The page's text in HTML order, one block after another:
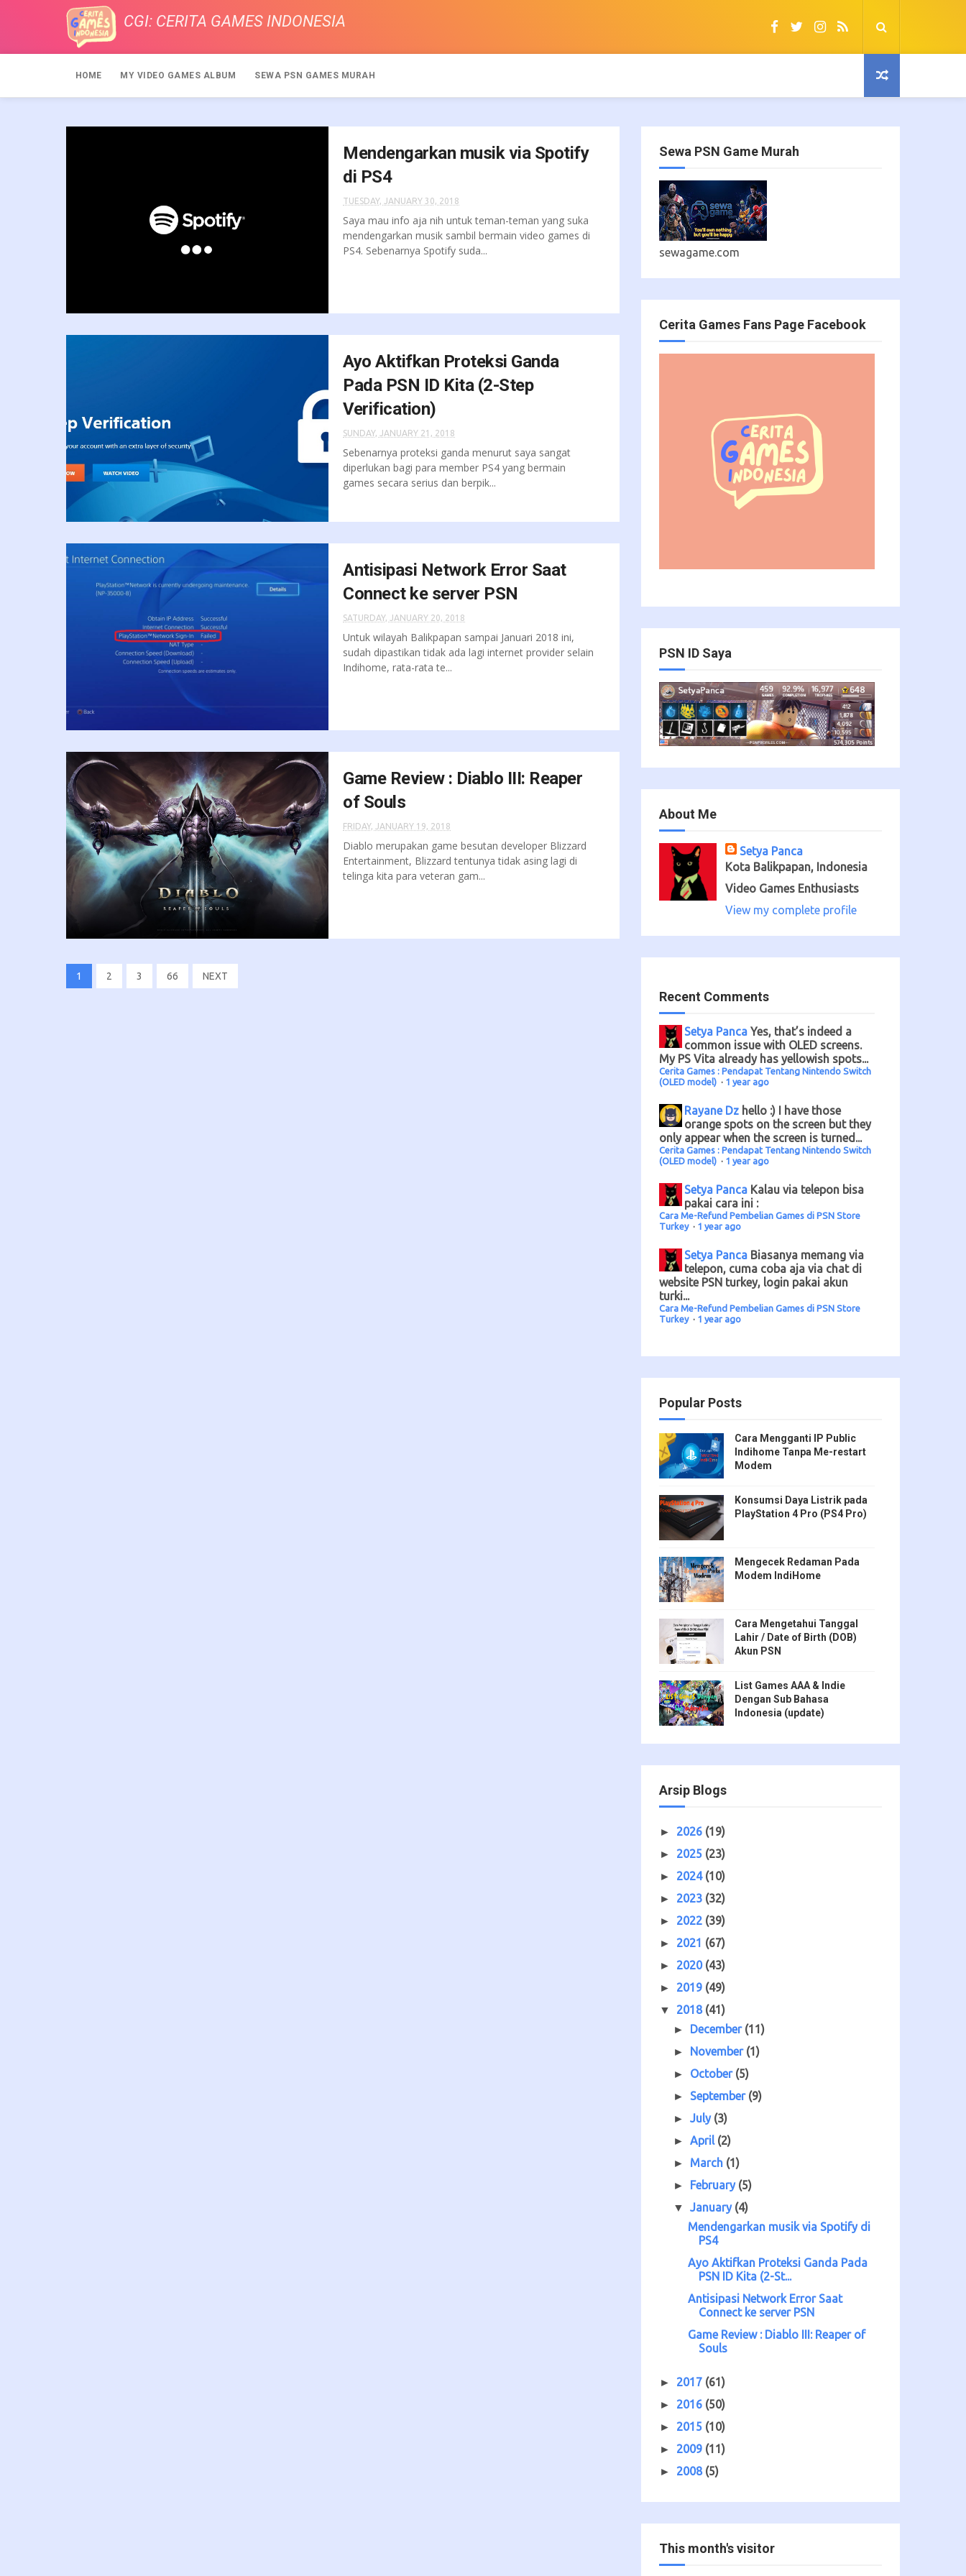
CGI: CERITA GAMES INDONESIA
HOME MY VIDEO GAMES ALBUM SEWA PSN GAMES MURAH
Mendengarkan musik via Spotify
di PS4
TUESDAY, JANUARY 30, 2018
Saya mau info aja nih untuk teman-teman yang suka
mendengarkan musik sambil bermain video games di
PS4. Sebenarnya Spotify suda...
Ayo Aktifkan Proteksi Ganda
Pada PSN ID Kita (2-Step
Verification)
SUNDAY, JANUARY 21, 2018
Sebenarnya proteksi ganda menurut saya sangat
diperlukan bagi para member PS4 yang bermain
games secara serius dan berpik...
Antisipasi Network Error Saat
Connect ke server PSN
SATURDAY, JANUARY 20, 2018
Untuk wilayah Balikpapan sampai Januari 2018 ini,
sudah dipastikan tidak ada lagi internet provider selain
Indihome, rata-rata te...
Game Review : Diablo III: Reaper
of Souls
FRIDAY, JANUARY 19, 2018
Diablo merupakan game besutan developer Blizzard
Entertainment, Blizzard tentunya tidak asing lagi di
telinga kita para veteran gam...
1 2 3 66 NEXT
Sewa PSN Game Murah
sewagame.com
Cerita Games Fans Page Facebook
PSN ID Saya
About Me
Setya Panca
Kota Balikpapan, Indonesia
Video Games Enthusiasts
View my complete profile
Recent Comments
Setya Panca Yes, that’s indeed a
common issue with OLED screens.
My PS Vita already has yellowish spots...
Cerita Games : Pendapat Tentang Nintendo Switch
(OLED model) · 1 year ago
Rayane Dz hello :) I have those
orange spots on the screen but they
only appear when the screen is turned...
Cerita Games : Pendapat Tentang Nintendo Switch
(OLED model) · 1 year ago
Setya Panca Kalau via telepon bisa
pakai cara ini :
Cara Me-Refund Pembelian Games di PSN Store
Turkey · 1 year ago
Setya Panca Biasanya memang via
telepon, cuma coba aja via chat di
website PSN turkey, login pakai akun
turki...
Cara Me-Refund Pembelian Games di PSN Store
Turkey · 1 year ago
Popular Posts
Cara Mengganti IP Public
Indihome Tanpa Me-restart
Modem
Konsumsi Daya Listrik pada
PlayStation 4 Pro (PS4 Pro)
Mengecek Redaman Pada
Modem IndiHome
Cara Mengetahui Tanggal
Lahir / Date of Birth (DOB)
Akun PSN
List Games AAA & Indie
Dengan Sub Bahasa
Indonesia (update)
Arsip Blogs
► 2026 (19)
► 2025 (23)
► 2024 (10)
► 2023 (32)
► 2022 (39)
► 2021 (67)
► 2020 (43)
► 2019 (49)
▼ 2018 (41)
► December (11)
► November (1)
► October (5)
►September (9)
►July (3)
►April (2)
► March (1)
► February (5)
▼January (4)
Mendengarkan musik via Spotify di
PS4
Ayo Aktifkan Proteksi Ganda Pada
PSN ID Kita (2-St...
Antisipasi Network Error Saat
Connect ke server PSN
Game Review : Diablo III: Reaper of
Souls
► 2017 (61)
► 2016 (50)
► 2015 (10)
► 2009 (11)
► 2008 (5)
This month's visitor